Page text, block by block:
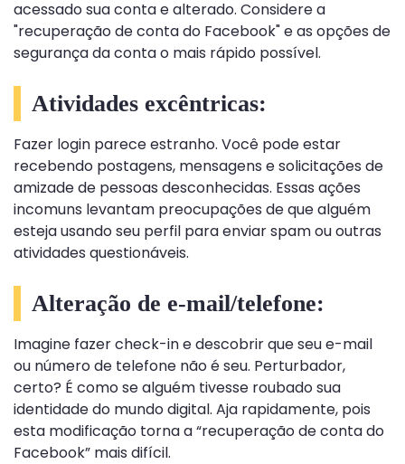
acessado sua conta e alterado. Considere a
"recuperação de conta do Facebook" e as opções de
segurança da conta o mais rápido possível.
Atividades excêntricas:
Fazer login parece estranho. Você pode estar
recebendo postagens, mensagens e solicitações de
amizade de pessoas desconhecidas. Essas ações
incomuns levantam preocupações de que alguém
esteja usando seu perfil para enviar spam ou outras
atividades questionáveis.
Alteração de e-mail/telefone:
Imagine fazer check-in e descobrir que seu e-mail
ou número de telefone não é seu. Perturbador,
certo? É como se alguém tivesse roubado sua
identidade do mundo digital. Aja rapidamente, pois
esta modificação torna a “recuperação de conta do
Facebook” mais difícil.